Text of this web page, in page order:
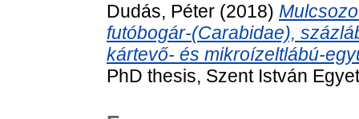
Dudás, Péter (2018)
futóbogár-(Carabidae),
kártevő- és mikroízeltlábú-
PhD thesis, Szent István